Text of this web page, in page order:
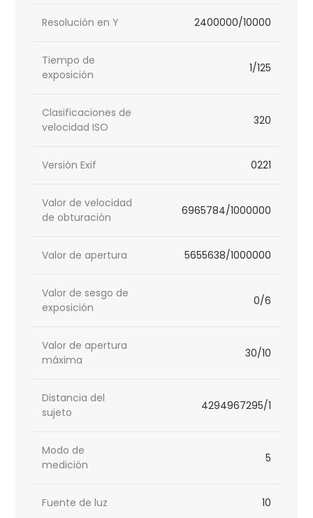
Resolución en Y 2400000/10000
Tiempo de
exposición
1/125
Clasificaciones de
velocidad ISO
320
Versión Exif 0221
Valor de velocidad
de obturación
6965784/1000000
Valor de apertura 5655638/1000000
Valor de sesgo de
exposición
0/6
Valor de apertura
máxima
30/10
Distancia del
sujeto
4294967295/1
Modo de
medición
5
Fuente de luz 10